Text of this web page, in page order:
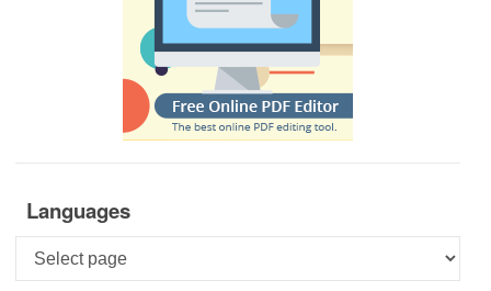
Languages
Languages